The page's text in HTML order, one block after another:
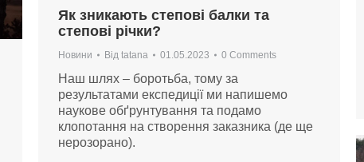
Як зникають степові балки та
степові річки?
Новини Від tatana 01.05.2023 0 Comments
Наш шлях – боротьба, тому за
результатами експедиції ми напишемо
наукове обґрунтування та подамо
клопотання на створення заказника (де ще
нерозорано).